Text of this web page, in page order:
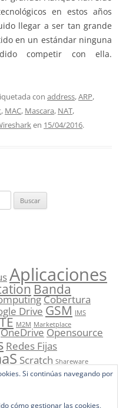
en estos años
llegar a ser tan grande
en un estándar ninguna
competir con ella.
con address,ARP,
, MAC, Mascara, NAT,
en 15/04/2016.
Aplicaciones
Banda
Cobertura
Drive GSM IMS
M2M Marketplace
OneDriveOpensource
Redes Fijas
Scratch Shareware
StoreUMTS VoIP
Si continúas navegando por
cómo gestionar las cookies,